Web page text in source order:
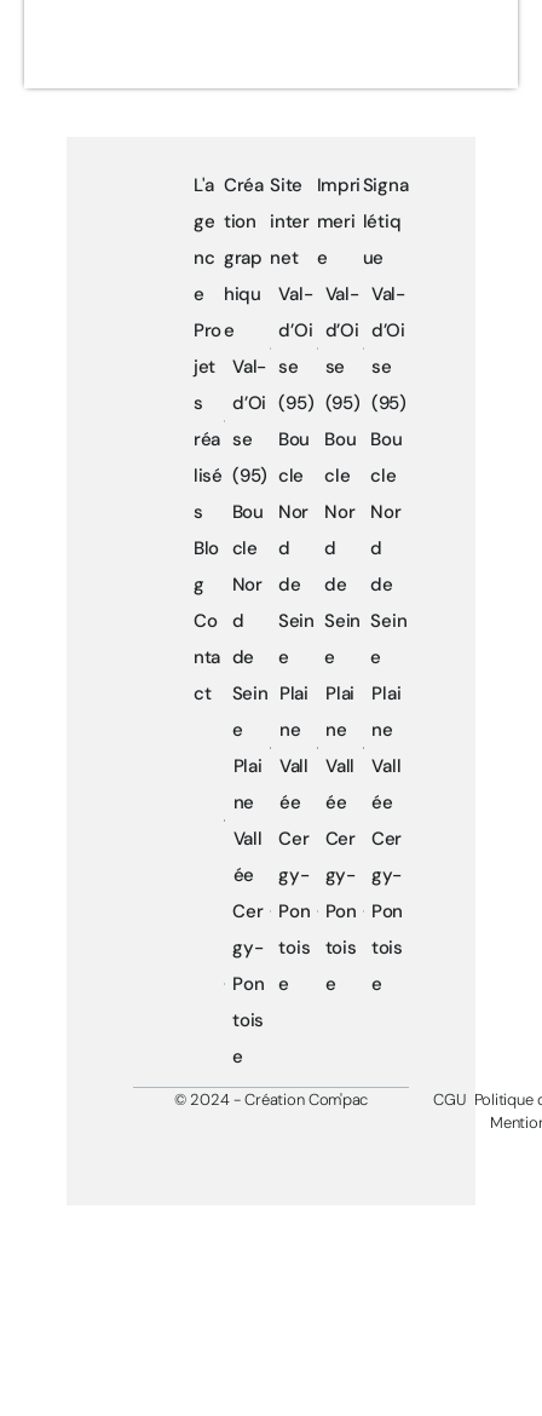
L'a
ge
nc
e
Pro
jet
s
réa
lisé
s
Blo
g
Co
nta
ct
Créa
tion
grap
hiqu
e
Val-
d’Oi
se
(95)
Bou
cle
Nor
d
de
Sein
e
Plai
ne
Vall
ée
Cer
gy-
Pon
tois
e
Site
inter
net
Val-
d’Oi
se
(95)
Bou
cle
Nor
d
de
Sein
e
Plai
ne
Vall
ée
Cer
gy-
Pon
tois
e
Impri
meri
e
Val-
d’Oi
se
(95)
Bou
cle
Nor
d
de
Sein
e
Plai
ne
Vall
ée
Cer
gy-
Pon
tois
e
Signa
létiq
ue
Val-
d’Oi
se
(95)
Bou
cle
Nor
d
de
Sein
e
Plai
ne
Vall
ée
Cer
gy-
Pon
tois
e
© 2024 - Création Com'pac CGU Politique